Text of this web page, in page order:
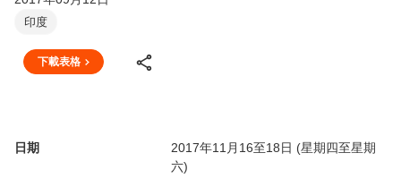
印度
下載表格
日期
2017年11月16至18日 (星期四至星期
六)